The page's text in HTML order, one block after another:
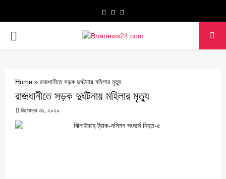
Facebook
Twitter
PRIMARY
Home » রাজধানীতে সড়ক দুর্ঘটনায় মহিলার মৃত্যু
রাজধানীতে সড়ক দুর্ঘটনায় মহিলার মৃত্যু
ডিসেম্বর ৩১, ২০২০